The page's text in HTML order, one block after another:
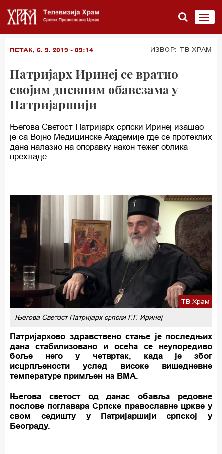
ПЕТАК, 6. 9. 2019 - 09:14 ИЗВОР: ТВ ХРАМ
Патријарх Иринеј се вратио
својим дневним обавезама у
Патријаршији
Његова Светост Патријарх српски Иринеј изашао
је са Војно Медицинске Академије где се протеклих
дана налазио на опоравку након тежег облика
прехладе.
ТВ Храм
Његова Светост Патријарх српски Г.Г. Иринеј
Патријархово здравствено стање је последњих
дана стабилизовано и осећа се неупоредиво
боље него у четвртак, када је због
исцрпљености услед високе вишедневне
температуре примљен на ВМА.
Његова светост од данас обавља редовне
послове поглавара Српске православне цркве у
свом седишту у Патријаршији српској у
Београду.